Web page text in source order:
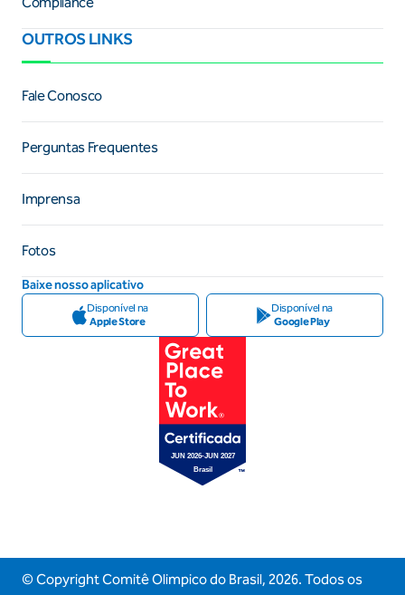
OUTROS LINKS
Fale Conosco
Perguntas Frequentes
Imprensa
Fotos
Baixe nosso aplicativo
Disponível na
Apple Store
Disponível na
Google Play
© Copyright Comitê Olimpico do Brasil, 2026. Todos os